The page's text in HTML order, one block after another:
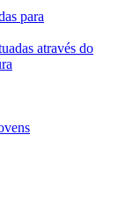
para
através do